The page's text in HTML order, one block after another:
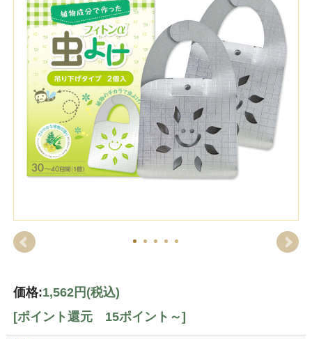
価格:1,562円 (税込)
[ポイント還元 15ポイント～]